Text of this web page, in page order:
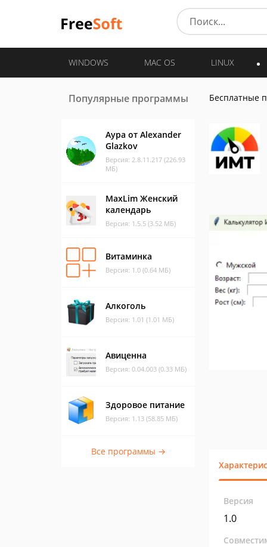
WINDOWS MAC OS LINUX
Популярные программы
Аура от Alexander
Glazkov
Версия: 2.8.11.217 (226.93
МБ)
MaxLim Женский
календарь
Версия: 1.5.5 (3.52 МБ)
Витаминка
Версия: 1.0 (0.64 МБ)
Алкоголь
Версия: 1.01 (1.01 МБ)
Авиценна
Версия: 0.04.003 (0.33 МБ)
Здоровое питание
Версия: 1.13 (58.85 МБ)
Все программы →
Бесплатные
Версия
1.0